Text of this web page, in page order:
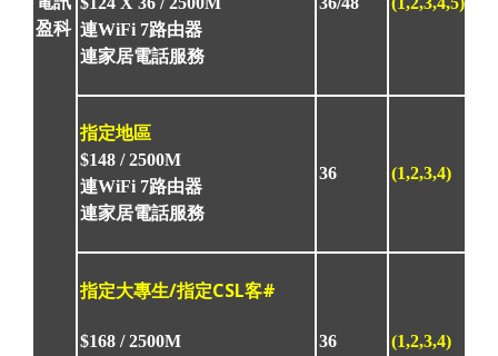
盈科 連WiFi 7路由器
連家居電話服務
指定地區
$148 /2500M
連WiFi 7路由器
連家居電話服務
36 (1,2,3,4)
指定大專生/指定CSL客#
$168 /2500M
36 (1,2,3,4)